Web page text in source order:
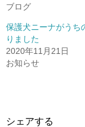
ブログ
保護犬ニーナがうち
りました
2020年11月21日
お知らせ
シェアする